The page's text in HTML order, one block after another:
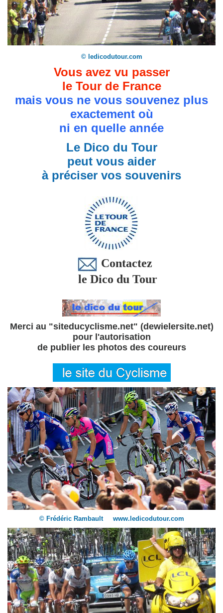
© ledicodutour.com
Vous avez vu passer
le Tour de France
mais vous ne vous souvenez plus
exactement où
ni en quelle année
Le Dico du Tour
peut vous aider
à préciser vos souvenirs
Contactez
le Dico du Tour
Merci au "siteducyclisme.net" (dewielersite.net)
pour l'autorisation
de publier les photos des coureurs
© Frédéric Rambault www.ledicodutour.com